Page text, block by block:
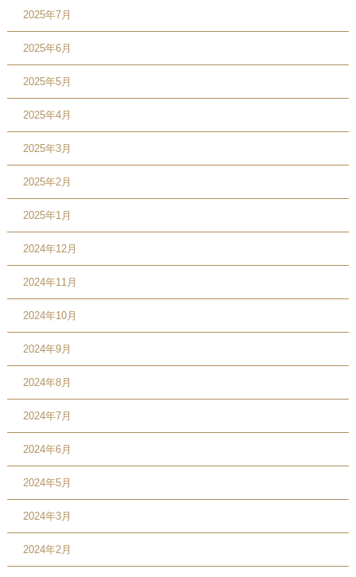
2025年7月
2025年6月
2025年5月
2025年4月
2025年3月
2025年2月
2025年1月
2024年12月
2024年11月
2024年10月
2024年9月
2024年8月
2024年7月
2024年6月
2024年5月
2024年3月
2024年2月